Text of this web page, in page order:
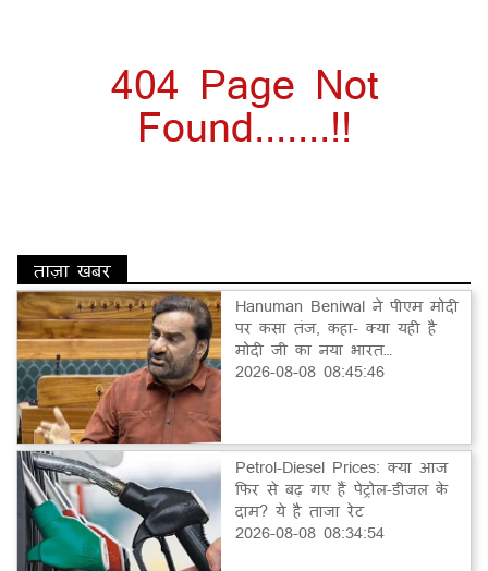
404 Page Not
Found.......!!
ताज़ा खबर
Hanuman Beniwal ने पीएम मोदी
पर कसा तंज, कहा- क्या यही है
मोदी जी का नया भारत…
2026-08-08 08:45:46
Petrol-Diesel Prices: क्या आज
फिर से बढ़ गए हैं पेट्रोल-डीजल के
दाम? ये है ताजा रेट
2026-08-08 08:34:54